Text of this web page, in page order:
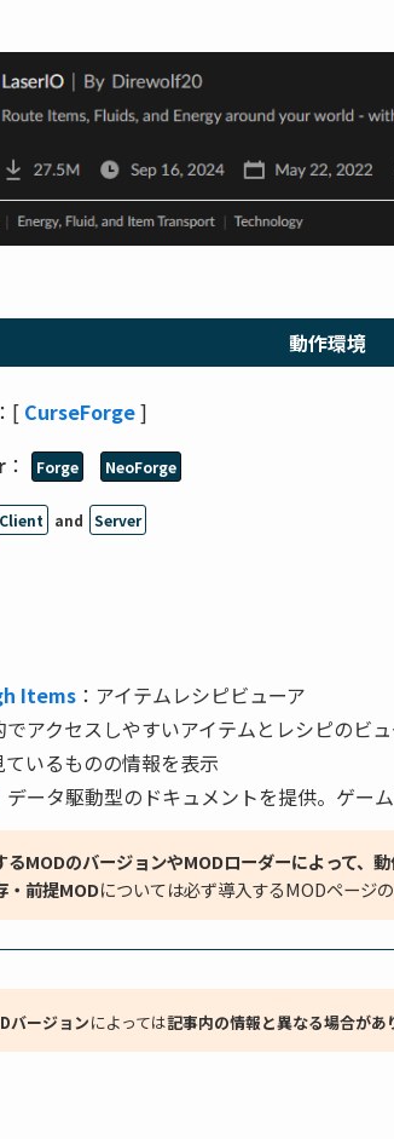
動作環境
：[ CurseForge]
： Forge NeoForge
Client and Server
Items ：アイテムレシピビューア
でアクセスしやすいアイテムとレシピのビ
ているものの情報を表示
データ駆動型のドキュメントを提供。ゲー
MODのバージョンやMODローダーによって、動
・前提MODについては必ず導入するMODページの
バージョンによっては記事内の情報と異なる場合があ